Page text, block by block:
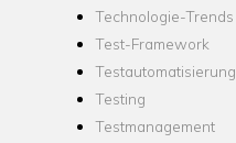
Technologie-Trends
Test-Framework
Testautomatisierung
Testing
Testmanagement